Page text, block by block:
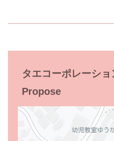
タエコーポレーシ
Propose